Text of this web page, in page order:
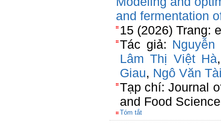
and fermentation
15 (2026) Trang:
Tác giả: Nguyễn
Lâm Thị Việt Hà
Giau, Ngô Văn
Tạp chí: Journal
and Food Science
Tóm tắt